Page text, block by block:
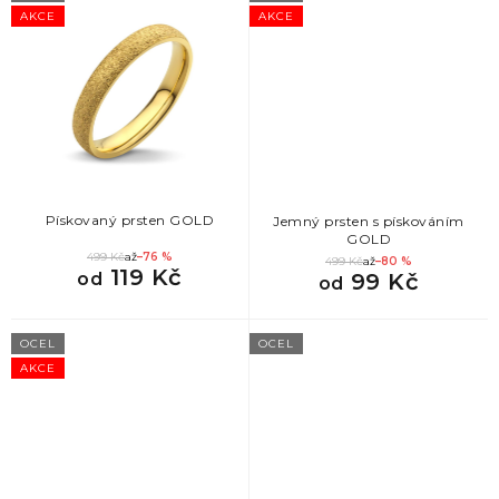
AKCE
Pískovaný prsten GOLD
499 Kčaž–76 %
od 119 Kč
AKCE
Jemný prsten s pískováním
GOLD
499 Kčaž–80 %
od 99 Kč
AKCE
OCEL OCEL